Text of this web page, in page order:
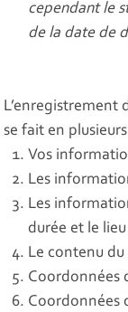
cependant le
de la date de
L’enregistrement
se fait en
Vos
Les
Les
durée et le
Le contenu
Coordonnées
Coordonnées